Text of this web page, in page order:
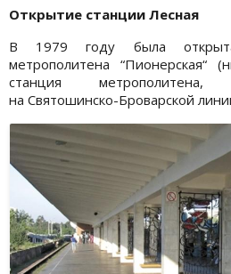
Открытие станции Лесная
В 1979 году была открыта
метрополитена “Пионерская“
станция
на Святошинско-Броварской